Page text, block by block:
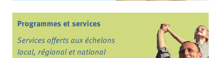
Programmes et services
Services offerts aux échelons
local, régional et national